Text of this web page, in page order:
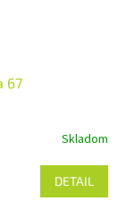
67
Skladom
DETAIL